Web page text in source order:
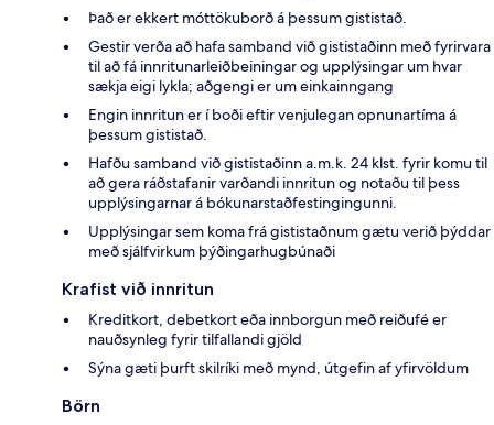
Það er ekkert móttökuborð á þessum gististað.
Gestir verða að hafa samband við gististaðinn með fyrirvara
til að fá innritunarleiðbeiningar og upplýsingar um hvar
sækja eigi lykla; aðgengi er um einkainngang
Engin innritun er í boði eftir venjulegan opnunartíma á
þessum gististað.
Hafðu samband við gististaðinn a.m.k. 24 klst. fyrir komu til
að gera ráðstafanir varðandi innritun og notaðu til þess
upplýsingarnar á bókunarstaðfestingingunni.
Upplýsingar sem koma frá gististaðnum gætu verið þýddar
með sjálfvirkum þýðingarhugbúnaði
Krafist við innritun
Kreditkort, debetkort eða innborgun með reiðufé er
nauðsynleg fyrir tilfallandi gjöld
Sýna gæti þurft skilríki með mynd, útgefin af yfirvöldum
Börn